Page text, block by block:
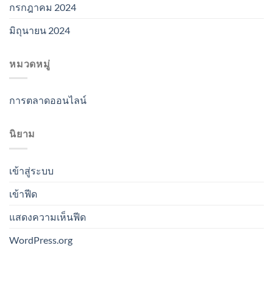
กรกฎาคม 2024
มิถุนายน 2024
หมวดหมู่
การตลาดออนไลน์
นิยาม
เข้าสู่ระบบ
เข้าฟีด
แสดงความเห็นฟีด
WordPress.org